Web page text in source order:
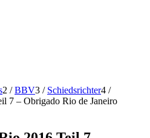
2 / BBV3 / Schiedsrichter4 /
7 – Obrigado Rio de Janeiro